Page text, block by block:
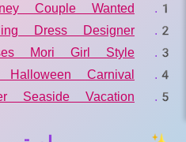
Couple Wanted
Dress Designer
Mori Girl Style
Halloween Carnival
Seaside Vacation